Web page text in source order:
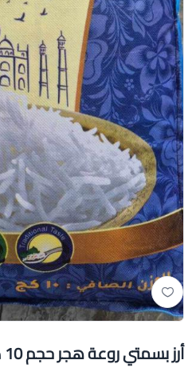
أرز بسمتي روعة هجر حجم 10 كيلو